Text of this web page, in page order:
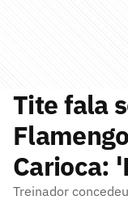
Tite fala
Carioca:
Treinador